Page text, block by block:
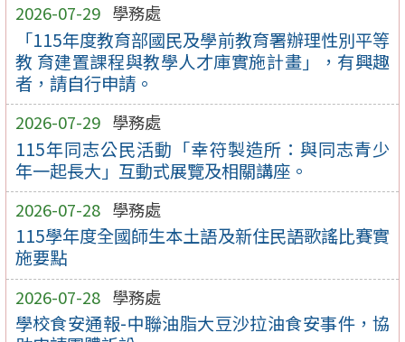
2026-07-29 學務處
「115年度教育部國民及學前教育署辦理性別平等
教 育建置課程與教學人才庫實施計畫」，有興趣
者，請自行申請。
2026-07-29 學務處
115年同志公民活動「幸符製造所：與同志青少
年一起長大」互動式展覽及相關講座。
2026-07-28 學務處
115學年度全國師生本土語及新住民語歌謠比賽實
施要點
2026-07-28 學務處
學校食安通報-中聯油脂大豆沙拉油食安事件，協